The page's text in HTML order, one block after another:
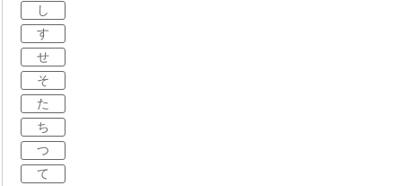
し
す
せ
そ
た
ち
つ
て